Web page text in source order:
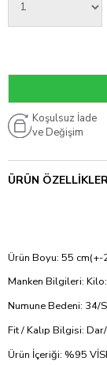
Koşulsuz İade
ve Değişim
ÜRÜN
Ürün Boyu: 55 cm(+-
Manken Bilgileri:
Numune Bedeni: 34/S
Fit / Kalıp Bilgisi:
Ürün İçeriği: %95